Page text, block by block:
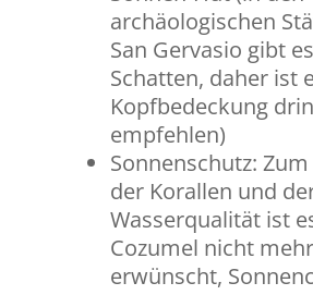
archäologischen
San Gervasio gibt
Schatten, daher ist
Kopfbedeckung
empfehlen)
Sonnenschutz:
der Korallen und
Wasserqualität ist
Cozumel nicht mehr
erwünscht,